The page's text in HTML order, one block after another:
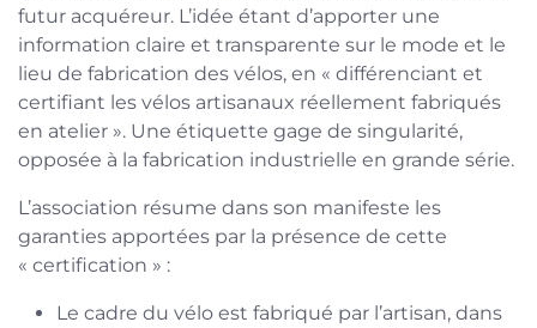
futur acquéreur. L’idée étant d’apporter une
information claire et transparente sur le mode et le
lieu de fabrication des vélos, en « différenciant et
certifiant les vélos artisanaux réellement fabriqués
en atelier ». Une étiquette gage de singularité,
opposée à la fabrication industrielle en grande série.
L’association résume dans son manifeste les
garanties apportées par la présence de cette
« certification » :
Le cadre du vélo est fabriqué par l’artisan, dans